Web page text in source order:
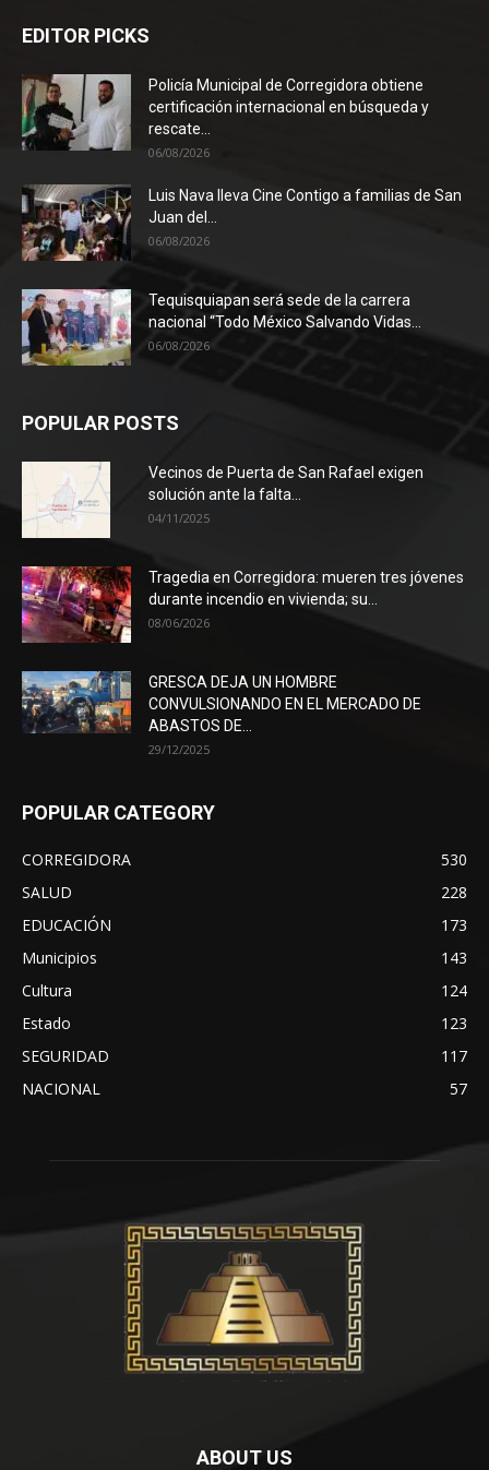
EDITOR PICKS
Policía Municipal de Corregidora obtiene
certificación internacional en búsqueda y
rescate...
06/08/2026
Luis Nava lleva Cine Contigo a familias de San
Juan del...
06/08/2026
Tequisquiapan será sede de la carrera
nacional “Todo México Salvando Vidas...
06/08/2026
POPULAR POSTS
Vecinos de Puerta de San Rafael exigen
solución ante la falta...
04/11/2025
Tragedia en Corregidora: mueren tres jóvenes
durante incendio en vivienda; su...
08/06/2026
GRESCA DEJA UN HOMBRE
CONVULSIONANDO EN EL MERCADO DE
ABASTOS DE...
29/12/2025
POPULAR CATEGORY
CORREGIDORA
530
SALUD
228
EDUCACIÓN
173
Municipios
143
Cultura
124
Estado
123
SEGURIDAD
117
NACIONAL
57
ABOUT US